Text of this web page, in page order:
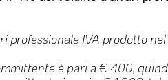
IVA prodotto
è pari a € 400,